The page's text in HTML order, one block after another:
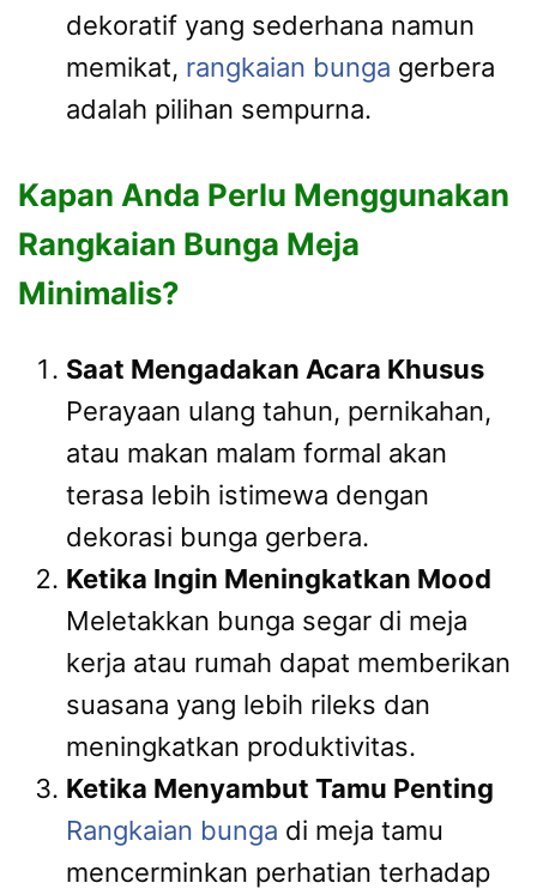
dekoratif yang sederhana namun
memikat, rangkaian bunga gerbera
adalah pilihan sempurna.
Kapan Anda Perlu Menggunakan
Rangkaian Bunga Meja
Minimalis?
Saat Mengadakan Acara Khusus
Perayaan ulang tahun, pernikahan,
atau makan malam formal akan
terasa lebih istimewa dengan
dekorasi bunga gerbera.
Ketika Ingin Meningkatkan Mood
Meletakkan bunga segar di meja
kerja atau rumah dapat memberikan
suasana yang lebih rileks dan
meningkatkan produktivitas.
Ketika Menyambut Tamu Penting
Rangkaian bunga di meja tamu
mencerminkan perhatian terhadap